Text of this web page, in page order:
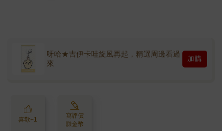
呀哈★吉伊卡哇旋風再起，精選周邊看過
來
加購
喜歡+1
寫評價
賺金幣